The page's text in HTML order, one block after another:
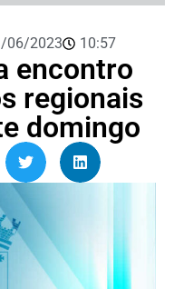
06/2023 10:57
encontro
regionais
domingo